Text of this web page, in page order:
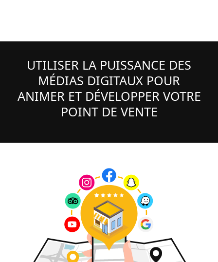
UTILISER LA PUISSANCE DES
MÉDIAS DIGITAUX POUR
ANIMER ET DÉVELOPPER VOTRE
POINT DE VENTE